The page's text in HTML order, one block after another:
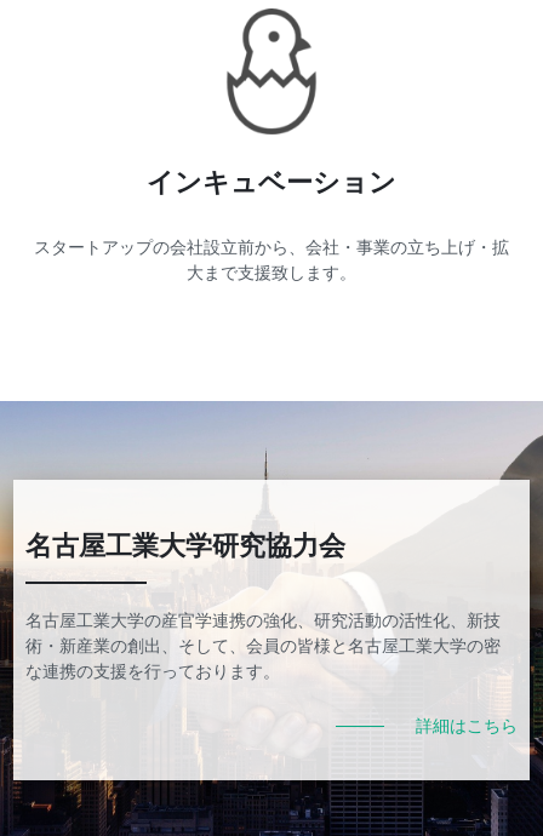
インキュベーション
スタートアップの会社設立前から、会社・事業の立ち上げ・拡
大まで支援致します。
名古屋工業大学研究協力会
名古屋工業大学の産官学連携の強化、研究活動の活性化、新技
術・新産業の創出、そして、会員の皆様と名古屋工業大学の密
な連携の支援を行っております。
詳細はこちら